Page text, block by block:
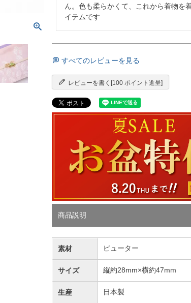
ん。色も柔らかくて、これから着物を
イテムです
すべてのレビューを見る
レビューを書く[100 ポイント進呈]
商品説明
素材 ピューター
サイズ 縦約28mm×横約47mm
生産 日本製